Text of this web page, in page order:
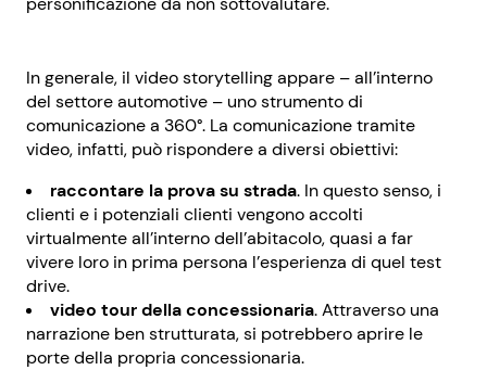
In generale, il video storytelling appare – all’interno
del settore automotive – uno strumento di
comunicazione a 360°. La comunicazione tramite
video, infatti, può rispondere a diversi obiettivi:
raccontare la prova su strada. In questo senso, i
clienti e i potenziali clienti vengono accolti
virtualmente all’interno dell’abitacolo, quasi a far
vivere loro in prima persona l’esperienza di quel test
drive.
video tour della concessionaria. Attraverso una
narrazione ben strutturata, si potrebbero aprire le
porte della propria concessionaria.